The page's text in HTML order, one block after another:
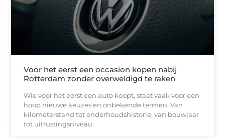
Voor het eerst een occasion kopen nabij
Rotterdam zonder overweldigd te raken
Wie voor het eerst een auto koopt, staat vaak voor een
hoop nieuwe keuzes en onbekende termen. Van
kilometerstand tot onderhoudshistorie, van bouwjaar
tot uitrustingsniveau: